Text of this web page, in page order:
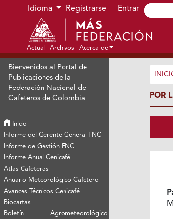
Ir al menú de navegación principal
Ir al contenido principal
Ir al pie de página del sitio
Idioma Registrarse Entrar
Actual Archivos Acerca de
Bienvenidos al Portal de
Publicaciones de la
Federación Nacional de
Cafeteros de Colombia.
Inicio
Informe del Gerente General FNC
Informe de Gestión FNC
Informe Anual Cenicafé
Atlas Cafeteros
Anuario Meteorológico Cafetero
Avances Técnicos Cenicafé
Biocartas
Boletín Agrometeorológico
POR